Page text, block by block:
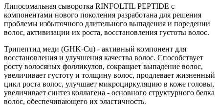
Липосомальная сыворотка RINFOLTIL PEPTIDE с
компонентами нового поколения разработана для решения
проблемы избыточного длительного выпадения и поредении
волос, активизации их роста, восстановления густоты волос.
Трипептид меди (GHK-Cu) - активный компонент для
восстановления и улучшения качества волос. Способствует
росту волосяных фолликулов, сокращает выпадение волос,
увеличивает густоту и толщину волос, продлевает жизненный
цикл роста волос, улучшает микроциркуляцию в коже головы,
увеличивает синтез коллагена - основного структурного белка
волос, обеспечивающего их эластичность.